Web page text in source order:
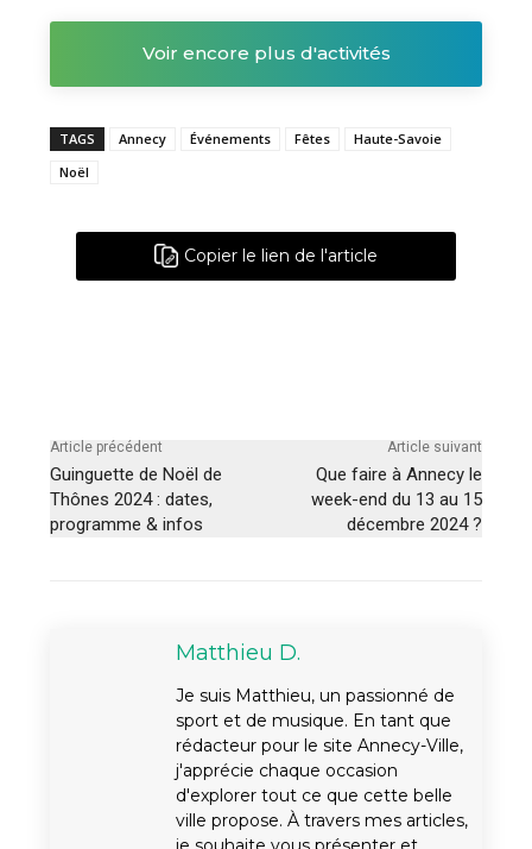
Voir encore plus d'activités
TAGS Annecy Événements Fêtes
Haute-Savoie
Noël
Copier le lien de l'article
Article précédent
Guinguette de Noël de
Thônes 2024 : dates,
programme & infos
Article suivant
Que faire à Annecy le
week-end du 13 au 15
décembre 2024 ?
Matthieu D.
Je suis Matthieu, un passionné de
sport et de musique. En tant que
rédacteur pour le site Annecy-Ville,
j'apprécie chaque occasion
d'explorer tout ce que cette belle
ville propose. À travers mes articles,